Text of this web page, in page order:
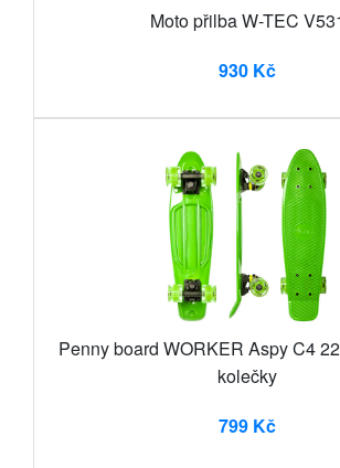
Moto přilba W-TEC
930 Kč
Penny board WORKER Aspy C4
kolečky
799 Kč